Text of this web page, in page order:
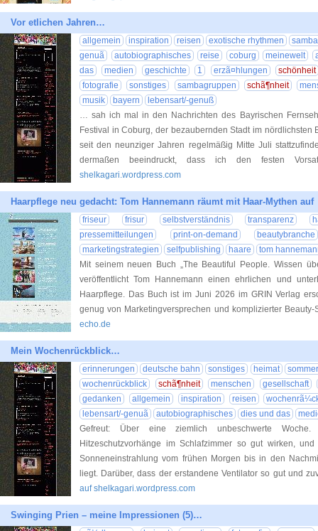
Vor etlichen Jahren…
allgemein inspiration reisen exotische rhythmen
genuã
autobiographisches reise coburg meinewelt
das
medien geschichte 1 erzã¤hlungen
schönheit
fotografie
sonstiges sambagruppen schã¶nheit
musik
bayern
lebensart/-genuß
… sah ich mal in den Nachrichten des Bayrischen
Festival in Coburg, der bezaubernden Stadt im nördlichsten
seit den neunziger Jahren regelmäßig Mitte Juli
dermaßen beeindruckt, dass ich den festen
shelkagari.wordpress.com
Haarpflege neu gedacht: Tom Hannemann räumt mit Haar-Mythen auf
friseur frisur selbstverständnis transparenz
pressemitteilungen
print-on-demand
beautybranche
marketingstrategien
selfpublishing haare
tom
Mit seinem neuen Buch „The Beautiful People. Wissen
veröffentlicht Tom Hannemann einen ehrlichen und
Haarpflege. Das Buch ist im Juni 2026 im GRIN Verlag
genug von Marketingversprechen und komplizierter Beauty-
echo.de
Mein Wochenrückblick…
erinnerungen deutsche bahn sonstiges heimat
sommer
wochenrückblick
schã¶nheit menschen
gesellschaft
gedanken
allgemein inspiration reisen
lebensart/-genuã
autobiographisches dies und das
Gefreut: Über eine ziemlich unbeschwerte
Hitzeschutzvorhänge im Schlafzimmer so gut wirken,
Sonneneinstrahlung vom frühen Morgen bis in den
liegt. Darüber, dass der erstandene Ventilator so gut und
auf shelkagari.wordpress.com
Swinging Prien – meine Impressionen (5)…